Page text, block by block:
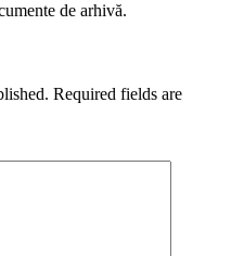
de arhivă.
Required fields are